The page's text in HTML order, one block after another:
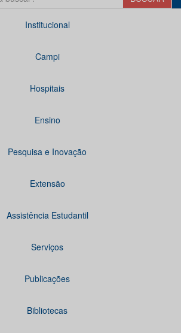
Institucional
Campi
Hospitais
Ensino
Pesquisa e Inovação
Extensão
Assistência Estudantil
Serviços
Publicações
Bibliotecas